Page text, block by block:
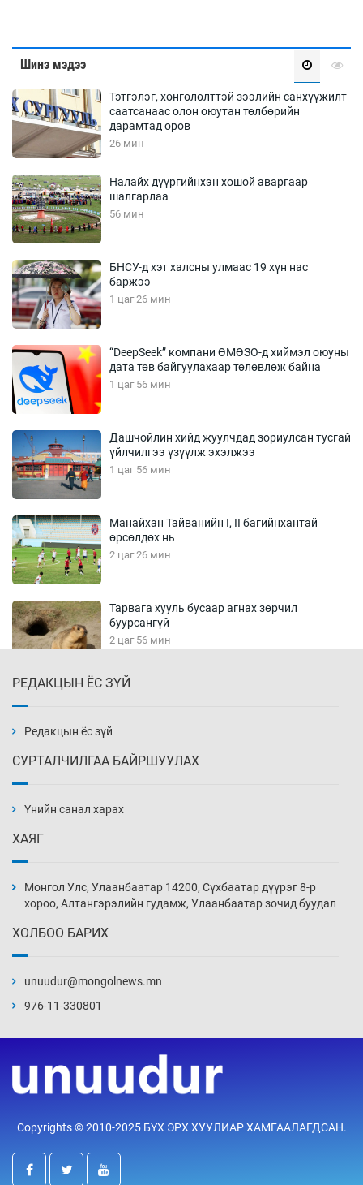
Шинэ мэдээ
Тэтгэлэг, хөнгөлөлттэй зээлийн санхүүжилт
саатсанаас олон оюутан төлбөрийн
дарамтад оров
26 мин
Налайх дүүргийнхэн хошой аваргаар
шалгарлаа
56 мин
БНСУ-д хэт халсны улмаас 19 хүн нас
баржээ
1 цаг 26 мин
“DeepSeek” компани ӨМӨЗО-д хиймэл оюуны
дата төв байгуулахаар төлөвлөж байна
1 цаг 56 мин
Дашчойлин хийд жуулчдад зориулсан тусгай
үйлчилгээ үзүүлж эхэлжээ
1 цаг 56 мин
Манайхан Тайванийн I, II багийнхантай
өрсөлдөх нь
2 цаг 26 мин
Тарвага хууль бусаар агнах зөрчил
буурсангүй
2 цаг 56 мин
3 цаг 26 мин
3 цаг 56 мин
4 цаг 26 мин
хэмжээг шинэчлэн тогтоох нь
5 цаг 26 мин
мөнгө, хүрэл медаль хүртэв
5 цаг 53 мин
РЕДАКЦЫН ЁС ЗҮЙ
Редакцын ёс зүй
СУРТАЛЧИЛГАА БАЙРШУУЛАХ
Үнийн санал харах
ХАЯГ
Монгол Улс, Улаанбаатар 14200, Сүхбаатар дүүрэг 8-р
хороо, Алтангэрэлийн гудамж, Улаанбаатар зочид буудал
ХОЛБОО БАРИХ
unuudur@mongolnews.mn
976-11-330801
Copyrights © 2010-2025 БҮХ ЭРХ ХУУЛИАР ХАМГААЛАГДСАН.